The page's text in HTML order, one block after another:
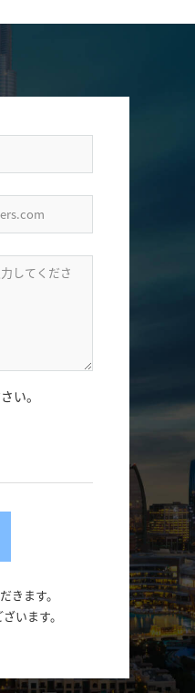
い。
きます。
います。